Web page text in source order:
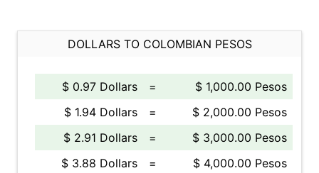
DOLLARS TO COLOMBIAN PESOS
$ 0.97 Dollars =
$ 1,000.00 Pesos
$ 1.94 Dollars
=
$ 2,000.00 Pesos
$ 2.91 Dollars
=
$ 3,000.00 Pesos
$ 3.88 Dollars
=
$ 4,000.00 Pesos